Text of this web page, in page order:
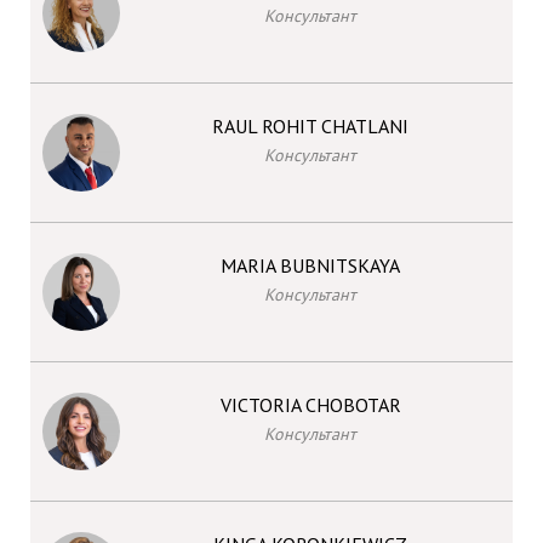
Консультант
RAUL ROHIT CHATLANI
Консультант
MARIA BUBNITSKAYA
Консультант
VICTORIA CHOBOTAR
Консультант